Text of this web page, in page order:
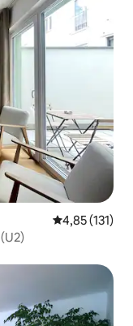
4,85 de uma
4,85 (131)